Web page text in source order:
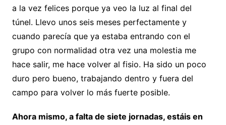
a la vez felices porque ya veo la luz al final del
túnel. Llevo unos seis meses perfectamente y
cuando parecía que ya estaba entrando con el
grupo con normalidad otra vez una molestia me
hace salir, me hace volver al fisio. Ha sido un poco
duro pero bueno, trabajando dentro y fuera del
campo para volver lo más fuerte posible.
Ahora mismo, a falta de siete jornadas, estáis en